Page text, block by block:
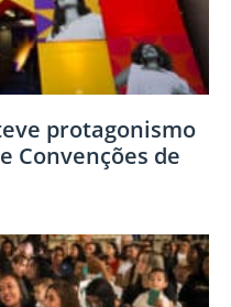
protagonismo
Convenções de